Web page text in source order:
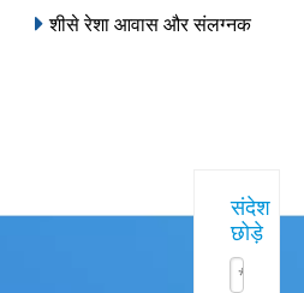
शीसे रेशा आवास और संलग्नक
संदेश
छोड़े